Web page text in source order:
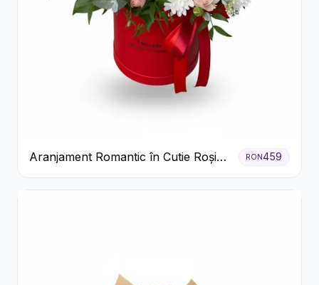
Aranjament Romantic în Cutie Roșie
cu Trandafiri și Crizanteme
RON459